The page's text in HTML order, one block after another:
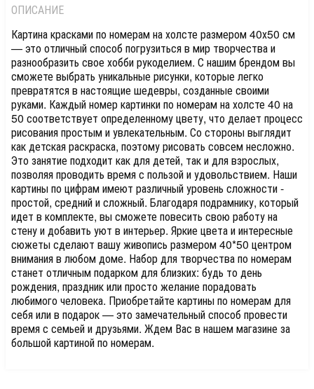
ОПИСАНИЕ
Картина красками по номерам на холсте размером 40х50 см
— это отличный способ погрузиться в мир творчества и
разнообразить свое хобби рукоделием. С нашим брендом вы
сможете выбрать уникальные рисунки, которые легко
превратятся в настоящие шедевры, созданные своими
руками. Каждый номер картинки по номерам на холсте 40 на
50 соответствует определенному цвету, что делает процесс
рисования простым и увлекательным. Со стороны выглядит
как детская раскраска, поэтому рисовать совсем несложно.
Это занятие подходит как для детей, так и для взрослых,
позволяя проводить время с пользой и удовольствием. Наши
картины по цифрам имеют различный уровень сложности -
простой, средний и сложный. Благодаря подрамнику, который
идет в комплекте, вы сможете повесить свою работу на
стену и добавить уют в интерьер. Яркие цвета и интересные
сюжеты сделают вашу живопись размером 40*50 центром
внимания в любом доме. Набор для творчества по номерам
станет отличным подарком для близких: будь то день
рождения, праздник или просто желание порадовать
любимого человека. Приобретайте картины по номерам для
себя или в подарок — это замечательный способ провести
время с семьей и друзьями. Ждем Вас в нашем магазине за
большой картиной по номерам.